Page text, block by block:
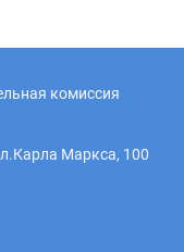
комиссия
Маркса, 100